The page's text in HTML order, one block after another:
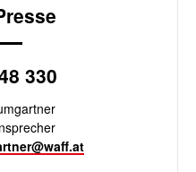
330